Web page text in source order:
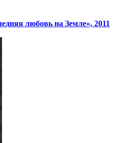
любовь на Земле», 2011